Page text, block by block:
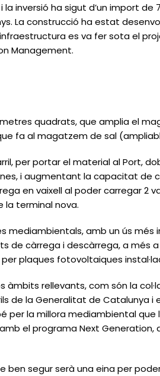
inversió ha sigut d’un import de
La construcció ha estat
infraestructura es va fer sota el
Management.
quadrats, que amplia el
fa al magatzem de sal
per portar el material al Port,
i augmentant la capacitat de
en vaixell al poder carregar 2
la terminal nova.
mediambientals, amb un ús més
de càrrega i descàrrega, a més
plaques fotovoltaiques
àmbits rellevants, com són la
de la Generalitat de Catalunya i
per la millora mediambiental que
el programa Next
ben segur serà una eina per